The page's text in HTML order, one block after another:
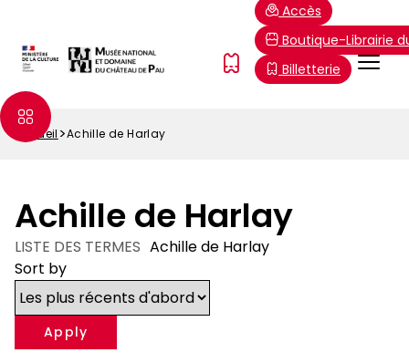
contenu
principal
Menu
FR
Accès
Boutique-Librairie
Billetterie
Fil
Accueil Achille de Harlay
Achille de Harlay
LISTE DES TERMES Achille de Harlay
Sort by